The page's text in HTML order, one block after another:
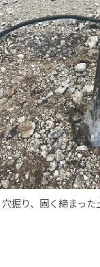
穴掘り、固く締まった